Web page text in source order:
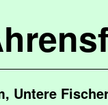
Untere